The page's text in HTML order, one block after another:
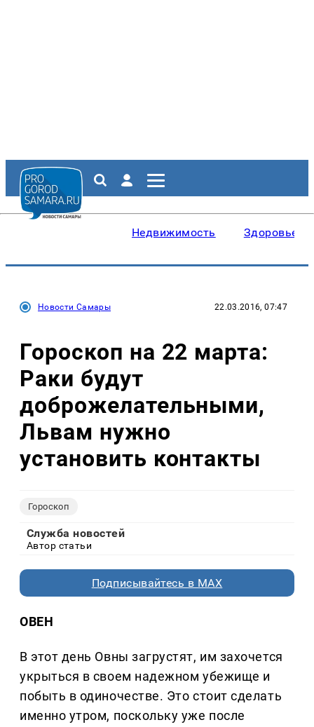
Недвижимость Здоровье
Новости Самары 22.03.2016, 07:47
Гороскоп на 22 марта:
Раки будут
доброжелательными,
Львам нужно
установить контакты
Гороскоп
Служба новостей
Автор статьи
Подписывайтесь в MAX
ОВЕН
В этот день Овны загрустят, им захочется
укрыться в своем надежном убежище и
побыть в одиночестве. Это стоит сделать
именно утром, поскольку уже после